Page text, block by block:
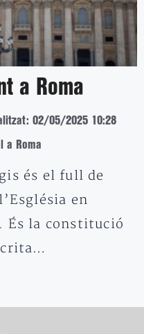
a Roma
02/05/2025 10:28
a Roma
és el full de
en
És la constitució